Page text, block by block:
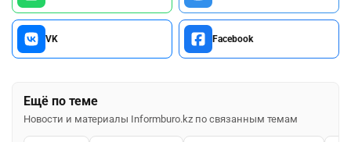
VK Facebook
Ещё по теме
Новости и материалы Informburo.kz по связанным темам